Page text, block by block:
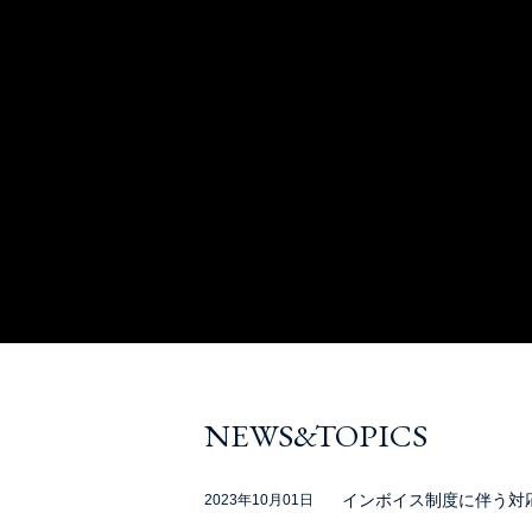
NEWS&TOPICS
2023年10月01日 インボイス制度に伴う対